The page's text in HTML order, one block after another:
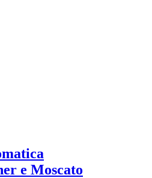
e Moscato